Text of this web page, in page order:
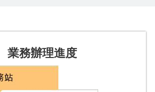
業務辦理進度